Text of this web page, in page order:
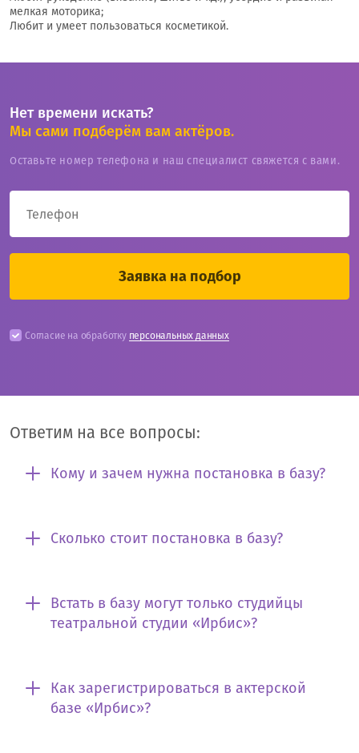
мелкая моторика;
Любит и умеет пользоваться косметикой.
Нет времени искать?
Мы сами подберём вам актёров.
Оставьте номер телефона и наш специалист свяжется с вами.
Согласие на обработку персональных данных
Ответим на все вопросы:
Кому и зачем нужна постановка в базу?
Сколько стоит постановка в базу?
Встать в базу могут только студийцы
театральной студии «Ирбис»?
Как зарегистрироваться в актерской
базе «Ирбис»?